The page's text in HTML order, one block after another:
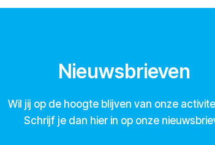
Nieuwsbrieven
Wil jij op de hoogte blijven van onze
Schrijf je dan hier in op onze